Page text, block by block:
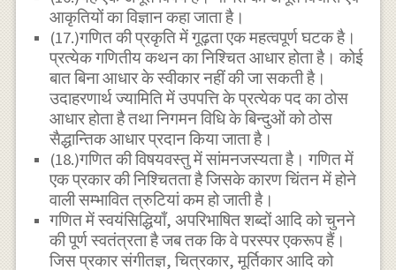
आकृतियों का विज्ञान कहा जाता है।
(17.)गणित की प्रकृति में गूढ़ता एक महत्वपूर्ण घटक है।
प्रत्येक गणितीय कथन का निश्चित आधार होता है। कोई
बात बिना आधार के स्वीकार नहीं की जा सकती है।
उदाहरणार्थ ज्यामिति में उपपत्ति के प्रत्येक पद का ठोस
आधार होता है तथा निगमन विधि के बिन्दुओं को ठोस
सैद्धान्तिक आधार प्रदान किया जाता है।
(18.)गणित की विषयवस्तु में सांमनजस्यता है। गणित में
एक प्रकार की निश्चितता है जिसके कारण चिंतन में होने
वाली सम्भावित त्रुटियां कम हो जाती है।
गणित में स्वयंसिद्धियाँ, अपरिभाषित शब्दों आदि को चुनने
की पूर्ण स्वतंत्रता है जब तक कि वे परस्पर एकरूप हैं।
जिस प्रकार संगीतज्ञ, चित्रकार, मूर्तिकार आदि को